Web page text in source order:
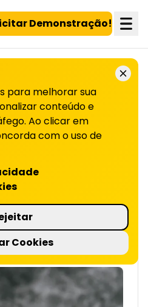
Demonstração!
o sucesso
FIDELIDADE | LIHAI
de fidelidade,
sua
riscos, é
estratégico de
para melhorar sua
conteúdo e
Ao clicar em
com o uso de
Cookies